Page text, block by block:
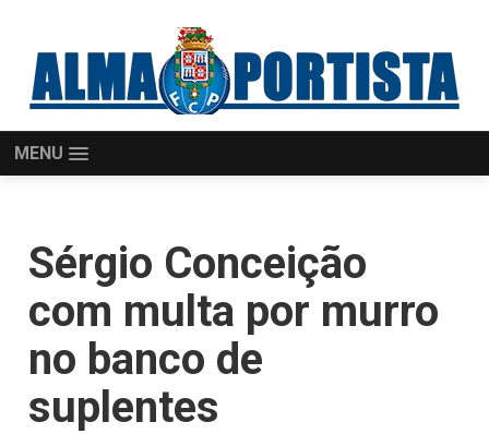
MENU
Sérgio Conceição
com multa por murro
no banco de
suplentes